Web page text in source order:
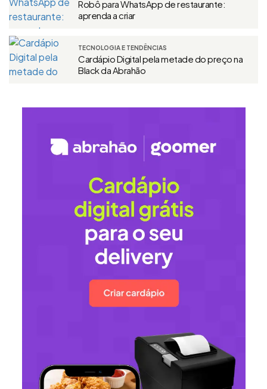
Robô para WhatsApp de restaurante:
aprenda a criar
TECNOLOGIA E TENDÊNCIAS
Cardápio Digital pela metade do preço na
Black da Abrahão